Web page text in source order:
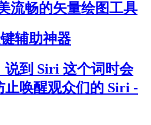
流畅的矢量绘图工具
辅助神器
说到 Siri 这个词时会
止唤醒观众们的 Siri -